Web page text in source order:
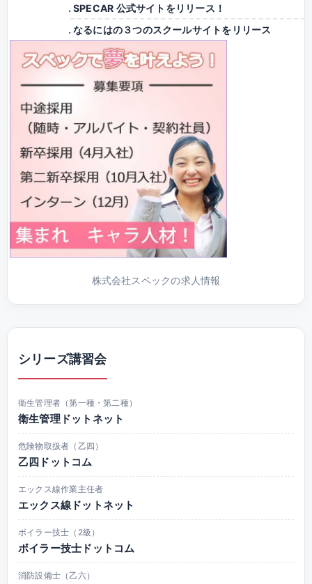
SPECAR 公式サイトをリリース！
なるにはの３つのスクールサイトをリリース
株式会社スペックの求人情報
シリーズ講習会
衛生管理者（第一種・第二種）
衛生管理ドットネット
危険物取扱者（乙四）
乙四ドットコム
エックス線作業主任者
エックス線ドットネット
ボイラー技士（2級）
ボイラー技士ドットコム
消防設備士（乙六）